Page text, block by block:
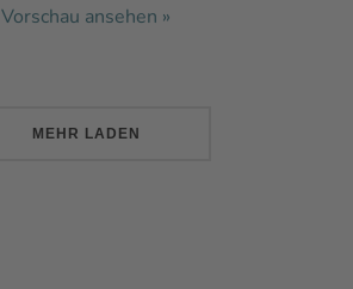
Vorschau ansehen »
MEHR LADEN